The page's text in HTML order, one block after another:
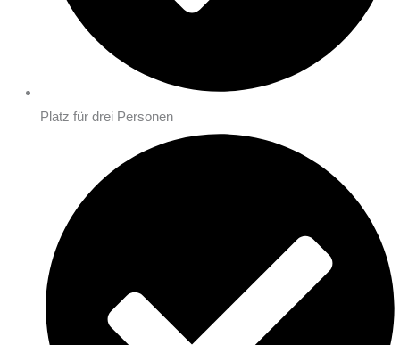
Platz für drei Personen